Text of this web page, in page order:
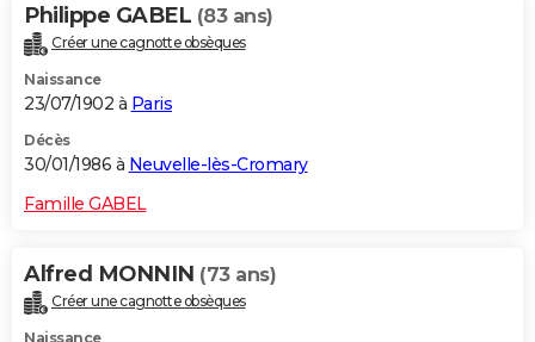
Philippe GABEL (83 ans)
Créer une cagnotte obsèques
Naissance
23/07/1902 à Paris
Décès
30/01/1986 à Neuvelle-lès-Cromary
Famille GABEL
Alfred MONNIN (73 ans)
Créer une cagnotte obsèques
Naissance